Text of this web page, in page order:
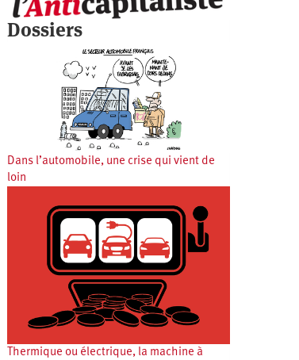
Dossiers
Dans l’automobile, une crise qui vient de
loin
Thermique ou électrique, la machine à